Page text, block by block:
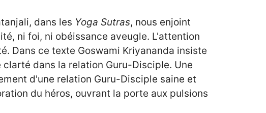
dans les Yoga Sutras, nous enjoint
ni foi, ni obéissance aveugle. L'attention
Dans ce texte Goswami Kriyananda insiste
dans la relation Guru-Disciple. Une
d'une relation Guru-Disciple saine et
du héros, ouvrant la porte aux pulsions